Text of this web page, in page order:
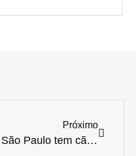
Próximo
São Paulo tem cão diagnosticado com raiva depois de décadas; especialista fala sobre cuidados